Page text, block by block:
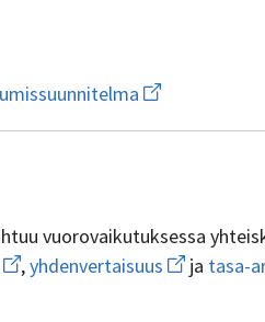
Avaa
uuden
ikkunan
vuorovaikutuksessa
Avaa
uuden
,yhdenvertaisuus Avaa
uuden
ja tasa-